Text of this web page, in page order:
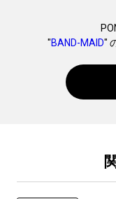
"BAND-MAID"